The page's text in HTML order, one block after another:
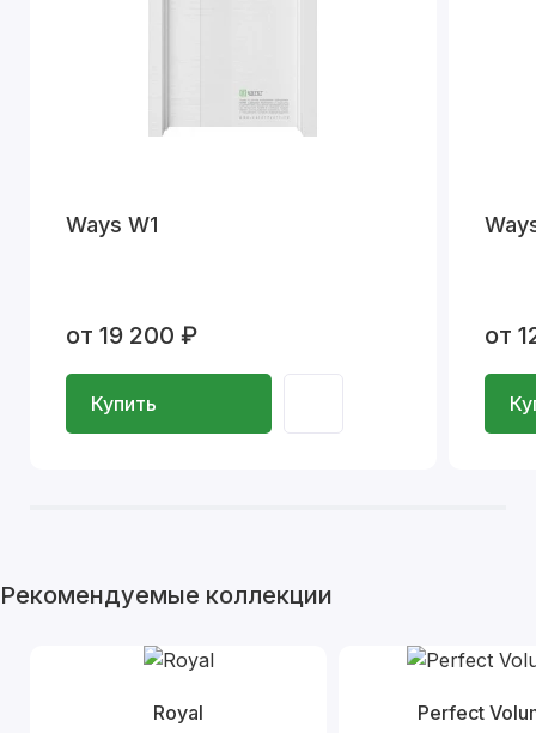
Ways W1
от 19 200 ₽
Купить
от
Рекомендуемые коллекции
Royal Perfect